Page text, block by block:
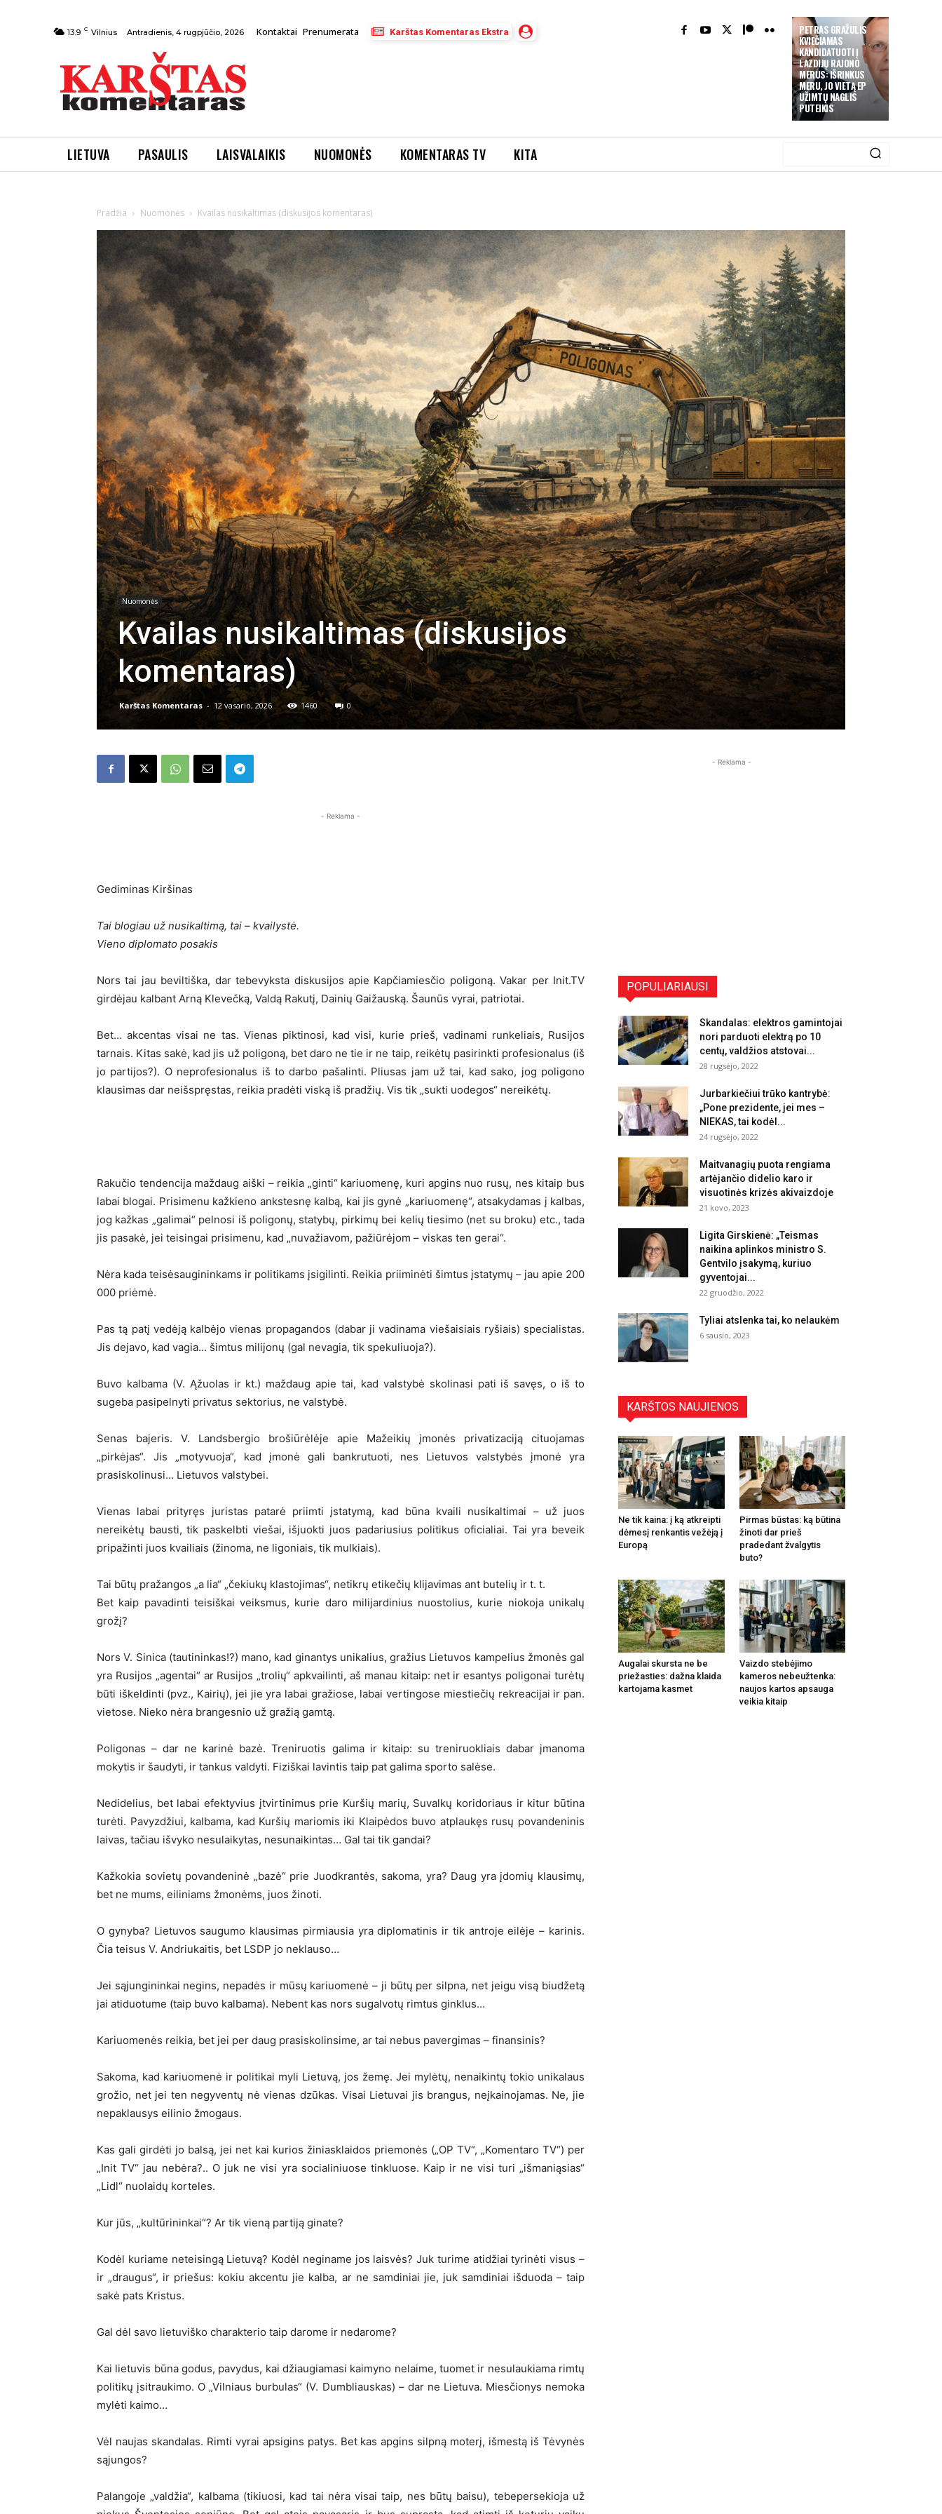
PETRAS GRAŽULIS
KVIEČIAMAS
KANDIDATUOTI Į
LAZDIJŲ RAJONO
MERUS: IŠRINKUS
MERU, JO VIETĄ EP
UŽIMTŲ NAGLIS
PUTEIKIS
13.9 C Vilnius Antradienis, 4 rugpjūčio, 2026 Kontaktai Prenumerata Karštas Komentaras Ekstra
LIETUVA PASAULIS LAISVALAIKIS NUOMONĖS KOMENTARAS TV KITA
Pradžia Nuomonės Kvailas nusikaltimas (diskusijos komentaras)
Nuomonės
Kvailas nusikaltimas (diskusijos
komentaras)
Karštas Komentaras - 12 vasario, 2026 1460 0
- Reklama -
Gediminas Kiršinas
Tai blogiau už nusikaltimą, tai – kvailystė.
Vieno diplomato posakis
Nors tai jau beviltiška, dar tebevyksta diskusijos apie Kapčiamiesčio poligoną. Vakar per Init.TV
girdėjau kalbant Arną Klevečką, Valdą Rakutį, Dainių Gaižauską. Šaunūs vyrai, patriotai.
Bet… akcentas visai ne tas. Vienas piktinosi, kad visi, kurie prieš, vadinami runkeliais, Rusijos
tarnais. Kitas sakė, kad jis už poligoną, bet daro ne tie ir ne taip, reikėtų pasirinkti profesionalus (iš
jo partijos?). O neprofesionalus iš to darbo pašalinti. Pliusas jam už tai, kad sako, jog poligono
klausimas dar neišspręstas, reikia pradėti viską iš pradžių. Vis tik „sukti uodegos“ nereikėtų.
Rakučio tendencija maždaug aiški – reikia „ginti“ kariuomenę, kuri apgins nuo rusų, nes kitaip bus
labai blogai. Prisimenu kažkieno ankstesnę kalbą, kai jis gynė „kariuomenę“, atsakydamas į kalbas,
jog kažkas „galimai“ pelnosi iš poligonų, statybų, pirkimų bei kelių tiesimo (net su broku) etc., tada
jis pasakė, jei teisingai prisimenu, kad „nuvažiavom, pažiūrėjom – viskas ten gerai“.
Nėra kada teisėsaugininkams ir politikams įsigilinti. Reikia priiminėti šimtus įstatymų – jau apie 200
000 priėmė.
Pas tą patį vedėją kalbėjo vienas propagandos (dabar ji vadinama viešaisiais ryšiais) specialistas.
Jis dejavo, kad vagia… šimtus milijonų (gal nevagia, tik spekuliuoja?).
Buvo kalbama (V. Ąžuolas ir kt.) maždaug apie tai, kad valstybė skolinasi pati iš savęs, o iš to
sugeba pasipelnyti privatus sektorius, ne valstybė.
Senas bajeris. V. Landsbergio brošiūrėlėje apie Mažeikių įmonės privatizaciją cituojamas
„pirkėjas“. Jis „motyvuoja“, kad įmonė gali bankrutuoti, nes Lietuvos valstybės įmonė yra
prasiskolinusi… Lietuvos valstybei.
Vienas labai prityręs juristas patarė priimti įstatymą, kad būna kvaili nusikaltimai – už juos
nereikėtų bausti, tik paskelbti viešai, išjuokti juos padariusius politikus oficialiai. Tai yra beveik
pripažinti juos kvailiais (žinoma, ne ligoniais, tik mulkiais).
Tai būtų pražangos „a lia“ „čekiukų klastojimas“, netikrų etikečių klijavimas ant butelių ir t. t.
Bet kaip pavadinti teisiškai veiksmus, kurie daro milijardinius nuostolius, kurie niokoja unikalų
grožį?
Nors V. Sinica (tautininkas!?) mano, kad ginantys unikalius, gražius Lietuvos kampelius žmonės gal
yra Rusijos „agentai“ ar Rusijos „trolių“ apkvailinti, aš manau kitaip: net ir esantys poligonai turėtų
būti iškeldinti (pvz., Kairių), jei jie yra labai gražiose, labai vertingose miestiečių rekreacijai ir pan.
vietose. Nieko nėra brangesnio už gražią gamtą.
Poligonas – dar ne karinė bazė. Treniruotis galima ir kitaip: su treniruokliais dabar įmanoma
mokytis ir šaudyti, ir tankus valdyti. Fiziškai lavintis taip pat galima sporto salėse.
Nedidelius, bet labai efektyvius įtvirtinimus prie Kuršių marių, Suvalkų koridoriaus ir kitur būtina
turėti. Pavyzdžiui, kalbama, kad Kuršių mariomis iki Klaipėdos buvo atplaukęs rusų povandeninis
laivas, tačiau išvyko nesulaikytas, nesunaikintas… Gal tai tik gandai?
Kažkokia sovietų povandeninė „bazė“ prie Juodkrantės, sakoma, yra? Daug yra įdomių klausimų,
bet ne mums, eiliniams žmonėms, juos žinoti.
O gynyba? Lietuvos saugumo klausimas pirmiausia yra diplomatinis ir tik antroje eilėje – karinis.
Čia teisus V. Andriukaitis, bet LSDP jo neklauso…
Jei sąjungininkai negins, nepadės ir mūsų kariuomenė – ji būtų per silpna, net jeigu visą biudžetą
jai atiduotume (taip buvo kalbama). Nebent kas nors sugalvotų rimtus ginklus…
Kariuomenės reikia, bet jei per daug prasiskolinsime, ar tai nebus pavergimas – finansinis?
Sakoma, kad kariuomenė ir politikai myli Lietuvą, jos žemę. Jei mylėtų, nenaikintų tokio unikalaus
grožio, net jei ten negyventų nė vienas dzūkas. Visai Lietuvai jis brangus, neįkainojamas. Ne, jie
nepaklausys eilinio žmogaus.
Kas gali girdėti jo balsą, jei net kai kurios žiniasklaidos priemonės („OP TV“, „Komentaro TV“) per
„Init TV“ jau nebėra?.. O juk ne visi yra socialiniuose tinkluose. Kaip ir ne visi turi „išmaniąsias“
„Lidl“ nuolaidų korteles.
Kur jūs, „kultūrininkai“? Ar tik vieną partiją ginate?
Kodėl kuriame neteisingą Lietuvą? Kodėl neginame jos laisvės? Juk turime atidžiai tyrinėti visus –
ir „draugus“, ir priešus: kokiu akcentu jie kalba, ar ne samdiniai jie, juk samdiniai išduoda – taip
sakė pats Kristus.
Gal dėl savo lietuviško charakterio taip darome ir nedarome?
Kai lietuvis būna godus, pavydus, kai džiaugiamasi kaimyno nelaime, tuomet ir nesulaukiama rimtų
politikų įsitraukimo. O „Vilniaus burbulas“ (V. Dumbliauskas) – dar ne Lietuva. Miesčionys nemoka
mylėti kaimo…
Vėl naujas skandalas. Rimti vyrai apsigins patys. Bet kas apgins silpną moterį, išmestą iš Tėvynės
sąjungos?
Palangoje „valdžia“, kalbama (tikiuosi, kad tai nėra visai taip, nes būtų baisu), tebepersekioja už
- Reklama -
POPULIARIAUSI
Skandalas: elektros gamintojai
nori parduoti elektrą po 10
centų, valdžios atstovai...
28 rugsėjo, 2022
Jurbarkiečiui trūko kantrybė:
„Pone prezidente, jei mes –
NIEKAS, tai kodėl...
24 rugsėjo, 2022
Maitvanagių puota rengiama
artėjančio didelio karo ir
visuotinės krizės akivaizdoje
21 kovo, 2023
Ligita Girskienė: „Teismas
naikina aplinkos ministro S.
Gentvilo įsakymą, kuriuo
gyventojai...
22 gruodžio, 2022
Tyliai atslenka tai, ko nelaukėm
6 sausio, 2023
KARŠTOS NAUJIENOS
Ne tik kaina: į ką atkreipti
dėmesį renkantis vežėją į
Europą
Pirmas būstas: ką būtina
žinoti dar prieš
pradedant žvalgytis
buto?
Augalai skursta ne be
priežasties: dažna klaida
kartojama kasmet
Vaizdo stebėjimo
kameros nebeužtenka:
naujos kartos apsauga
veikia kitaip